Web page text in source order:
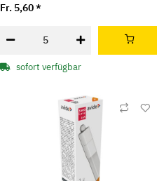
Fr. 5,60*
sofort verfügbar